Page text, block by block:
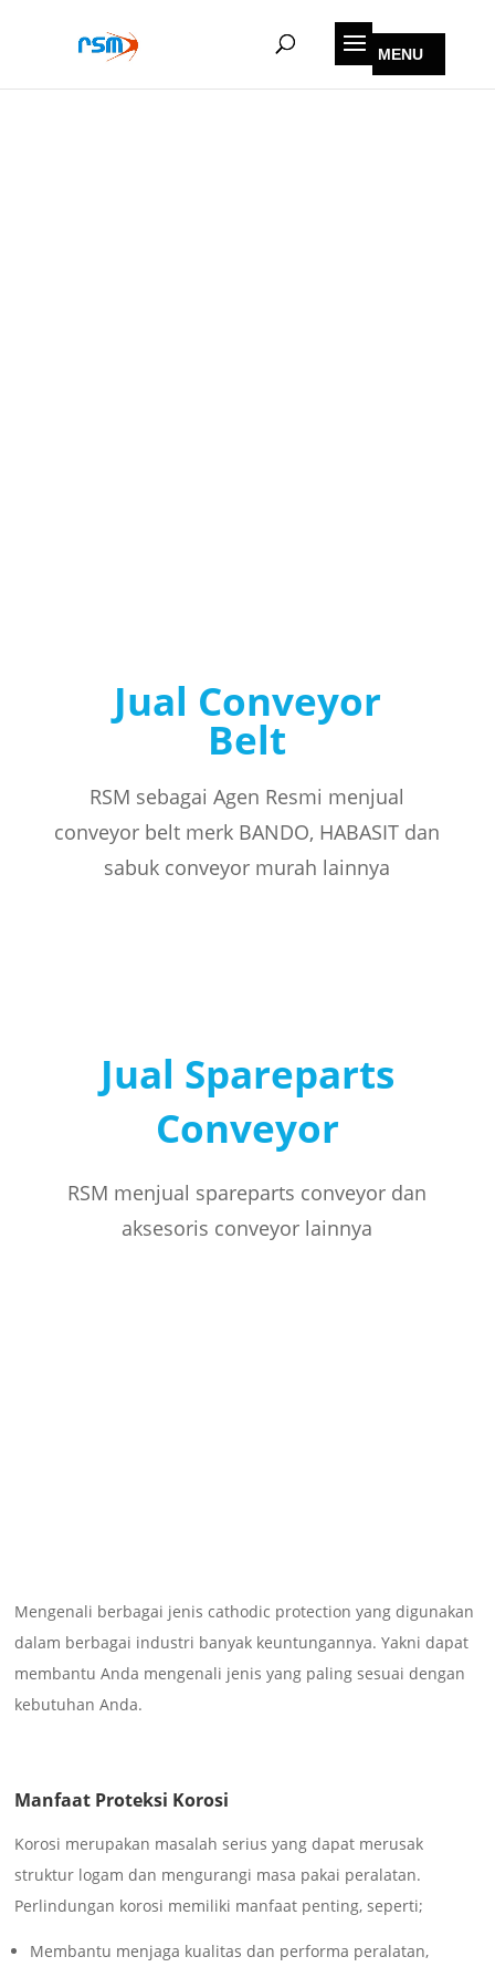
Jual Conveyor
Belt
RSM sebagai Agen Resmi menjual
conveyor belt merk BANDO, HABASIT dan
sabuk conveyor murah lainnya
Jual Spareparts
Conveyor
RSM menjual spareparts conveyor dan
aksesoris conveyor lainnya
Mengenali berbagai jenis cathodic protection yang digunakan
dalam berbagai industri banyak keuntungannya. Yakni dapat
membantu Anda mengenali jenis yang paling sesuai dengan
kebutuhan Anda.
Manfaat Proteksi Korosi
Korosi merupakan masalah serius yang dapat merusak
struktur logam dan mengurangi masa pakai peralatan.
Perlindungan korosi memiliki manfaat penting, seperti;
Membantu menjaga kualitas dan performa peralatan,